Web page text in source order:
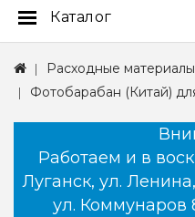
Каталог
Расходные материалы
Фотобарабан (Китай)
Работаем и в
Луганск, ул.
ул. Коммунаров